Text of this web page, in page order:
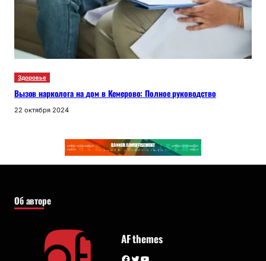
Здоровье
Вызов нарколога на дом в Кемерово: Полное руководство
22 октября 2024
Об авторе
AF themes
Facebook Twitter YouTube